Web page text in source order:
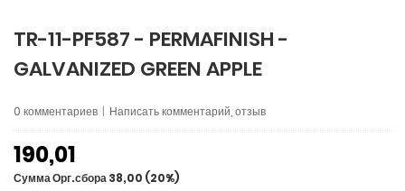
TR-11-PF587 - PERMAFINISH -
GALVANIZED GREEN APPLE
0 комментариев | Написать комментарий, отзыв
190,01
Сумма Орг.сбора 38,00 (20%)